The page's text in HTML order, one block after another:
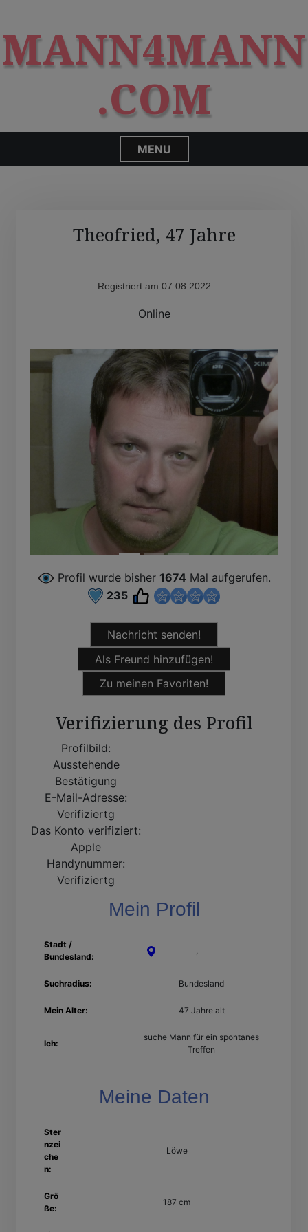
i
p
o
c
n
t
MANN4MANN
.COM
MENU
Theofried, 47 Jahre
Registriert am 07.08.2022
Online
Profil wurde bisher 1674 Mal aufgerufen.
235
Nachricht senden!
Als Freund hinzufügen!
Zu meinen Favoriten!
Verifizierung des Profil
Profilbild:
Ausstehende
Bestätigung
E-Mail-Adresse:
Verifiziertg
Das Konto verifiziert:
Apple
Handynummer:
Verifiziertg
Mein Profil
Stadt /
Bundesland:
,
Suchradius: Bundesland
Mein Alter: 47 Jahre alt
Ich:
suche Mann für ein spontanes
Treffen
Meine Daten
Ster
nzei
che
n:
Löwe
Grö
ße:
187 cm